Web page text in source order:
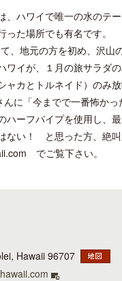
ハワイで唯一の水のテ
た場所でも有名です。
、地元の方を初め、沢山
イが、１月の旅サラダ
カとトルネイド）のみ放
んに「今までで一番怖
ハーフパイプを使用し、
ない！ と思った方、絶
でご覧下さい。
Hawaii 96707